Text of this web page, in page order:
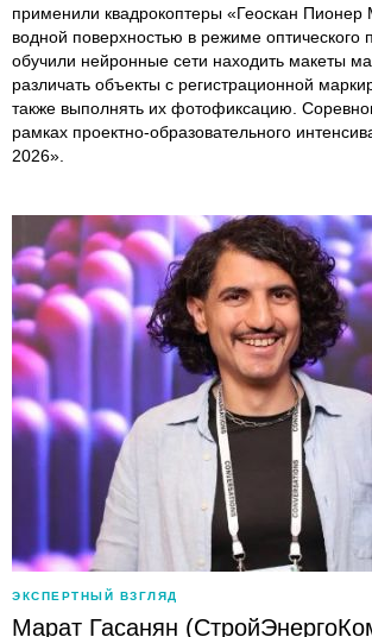
применили квадрокоптеры «Геоскан Пионер
водной поверхностью в режиме оптического
обучили нейронные сети находить макеты
различать объекты с регистрационной
также выполнять их фотофиксацию.
рамках проектно-образовательного
2026».
ЭКСПЕРТНЫЙ ВЗГЛЯД
Марат Гасанян